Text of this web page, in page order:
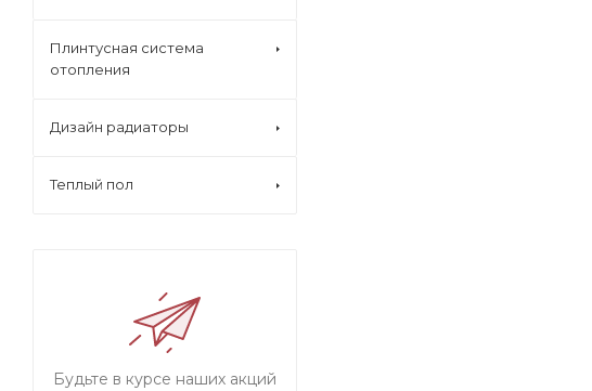
Плинтусная система
отопления
Дизайн радиаторы
Теплый пол
Будьте в курсе наших акций